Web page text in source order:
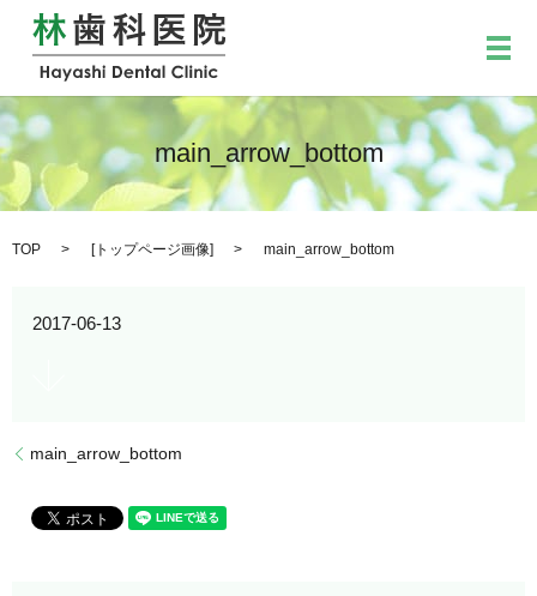
メ
main_arrow_bottom
TOP [トップページ画像] main_arrow_bottom
2017-06-13
main_arrow_bottom